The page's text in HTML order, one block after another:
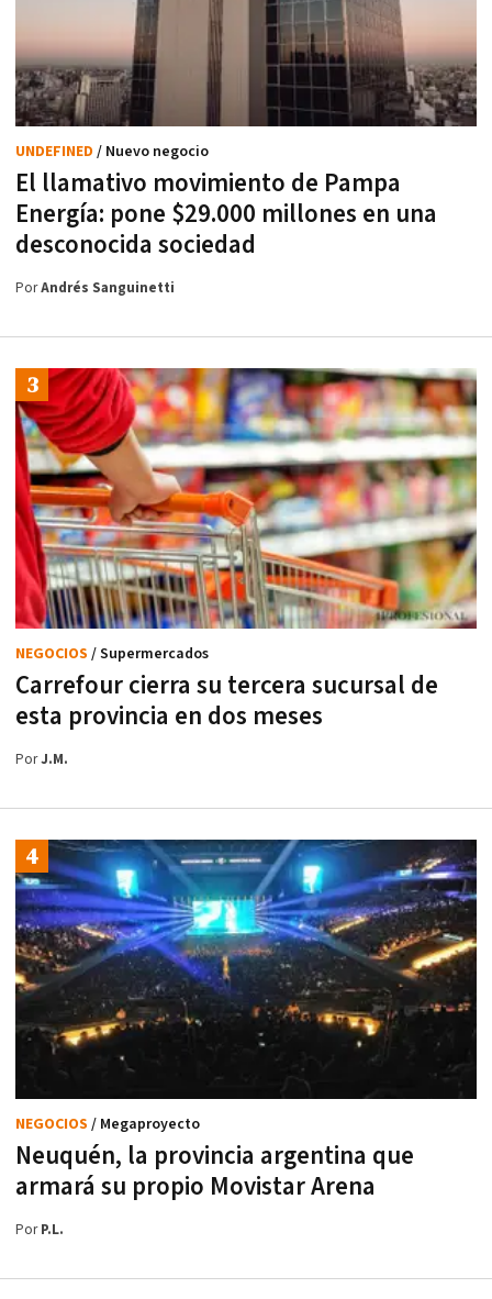
El llamativo movimiento de Pampa
Energía: pone $29.000 millones en una
desconocida sociedad
UNDEFINED / Nuevo negocio
PorAndrés Sanguinetti
Carrefour cierra su tercera sucursal de
esta provincia en dos meses
NEGOCIOS / Supermercados
PorJ.M.
Neuquén, la provincia argentina que
armará su propio Movistar Arena
NEGOCIOS / Megaproyecto
PorP.L.